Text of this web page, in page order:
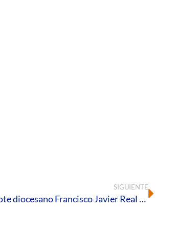
SIGUIENTE
Publicada la tesis doctoral del sacerdote diocesano Francisco Javier Real sobre “Redes sociales y experiencia relacional. Una propuesta de cibermoral basada en la comunión”